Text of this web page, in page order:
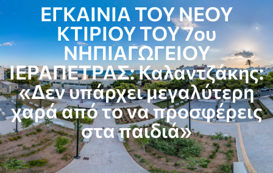
ΕΓΚΑΙΝΙΑ ΤΟΥ ΝΕΟΥ
ΚΤΙΡΙΟΥ ΤΟΥ 7ου
ΝΗΠΙΑΓΩΓΕΙΟΥ
ΙΕΡΑΠΕΤΡΑΣ: Καλαντζάκης:
«Δεν υπάρχει μεγαλύτερη
χαρά από το να προσφέρεις
στα παιδιά»